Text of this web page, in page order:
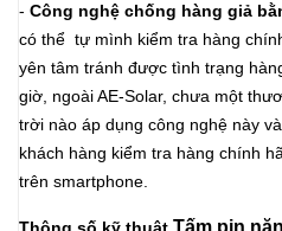
- Công nghệ chống hàng giả
có thể tự mình kiểm tra hàng
yên tâm tránh được tình trạng
giờ, ngoài AE-Solar, chưa một
trời nào áp dụng công nghệ này
khách hàng kiểm tra hàng chính
trên smartphone.
Tấm pin